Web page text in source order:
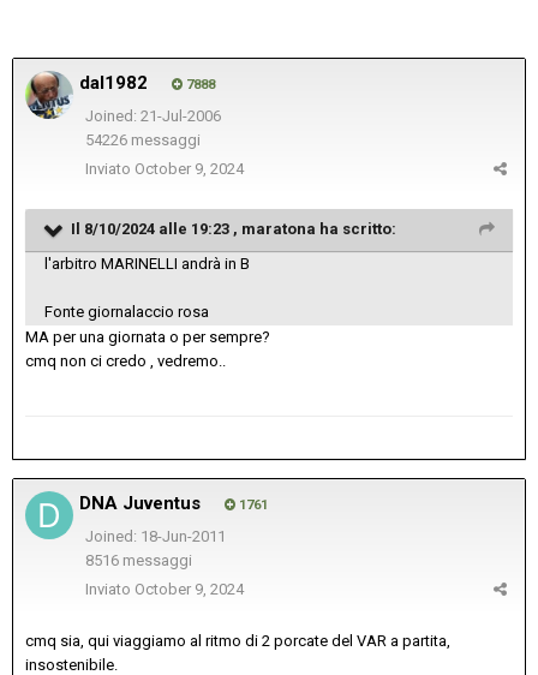
dal1982 7888
Joined: 21-Jul-2006
54226 messaggi
Inviato October 9, 2024
Il 8/10/2024 alle 19:23 , maratona ha scritto:
l'arbitro MARINELLI andrà in B
Fonte giornalaccio rosa
MA per una giornata o per sempre?
cmq non ci credo , vedremo..
DNA Juventus 1761
Joined: 18-Jun-2011
8516 messaggi
Inviato October 9, 2024
cmq sia, qui viaggiamo al ritmo di 2 porcate del VAR a partita,
insostenibile.